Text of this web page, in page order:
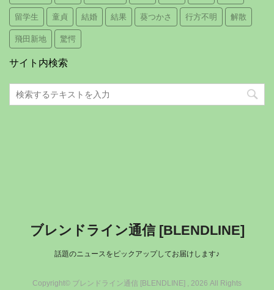
留学生 童貞 結婚 結果 葵つかさ 行方不明 解散
飛田新地 驚愕
サイト内検索
ブレンドライン通信 [BLENDLINE]
話題のニュースをピックアップしてお届けします♪
Copyright© ブレンドライン通信 [BLENDLINE] , 2026 All Rights